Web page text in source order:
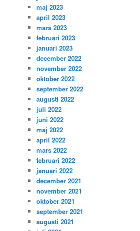
maj 2023
april 2023
mars 2023
februari 2023
januari 2023
december 2022
november 2022
oktober 2022
september 2022
augusti 2022
juli 2022
juni 2022
maj 2022
april 2022
mars 2022
februari 2022
januari 2022
december 2021
november 2021
oktober 2021
september 2021
augusti 2021